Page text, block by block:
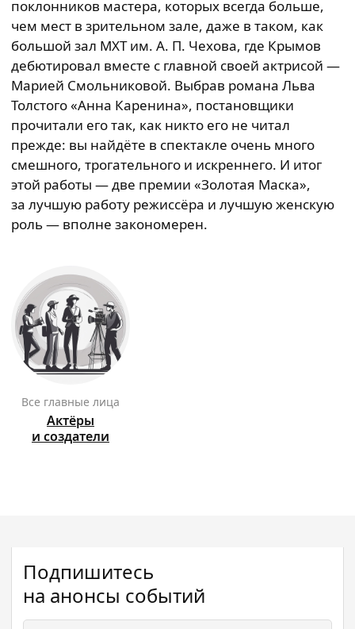
поклонников мастера, которых всегда больше,
чем мест в зрительном зале, даже в таком, как
большой зал МХТ им. А. П. Чехова, где Крымов
дебютировал вместе с главной своей актрисой —
Марией Смольниковой. Выбрав романа Льва
Толстого «Анна Каренина», постановщики
прочитали его так, как никто его не читал
прежде: вы найдёте в спектакле очень много
смешного, трогательного и искреннего. И итог
этой работы — две премии «Золотая Маска»,
за лучшую работу режиссёра и лучшую женскую
роль — вполне закономерен.
Все главные лица
Актёры
и создатели
Подпишитесь
на анонсы событий